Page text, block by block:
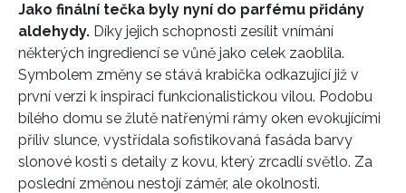
Jako finální tečka byly nyní do parfému přidány
aldehydy. Díky jejich schopnosti zesílit vnímání
některých ingrediencí se vůně jako celek zaoblila.
Symbolem změny se stává krabička odkazující již v
první verzi k inspiraci funkcionalistickou vilou. Podobu
bílého domu se žlutě natřenými rámy oken evokujícími
příliv slunce, vystřídala sofistikovaná fasáda barvy
slonové kosti s detaily z kovu, který zrcadlí světlo. Za
poslední změnou nestojí záměr, ale okolnosti.